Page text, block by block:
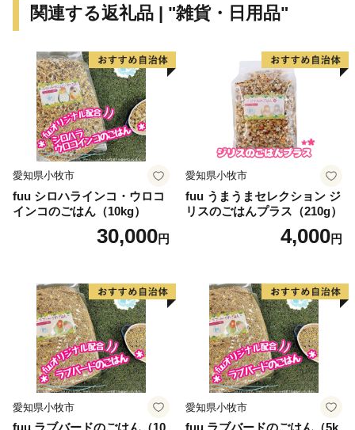
物産とともに集まった人々の舌を楽しませ、
かれ」
といわれるほどの名声があり、
歴史上の著名人なども食していると言われています。
また、稲作をはじめとする農業が盛んだった吉川には、
昔から川の水を引き込んだ用水路や小川が各所に流れて
いました。
そうした水場は、さまざまな生物の住みかとなり、
なかでも”なまず”は、いたるところでその姿を見ること
昔の子どもたちにとって、なまず捕りは娯楽であり、
の遊び相手でした。
この川に親しんできた歴史・文化が、
吉川が「なまずの里」といわれるゆえんとなっていま
す。
関連する返礼品 | "雑貨・日用品"
愛知県小牧市
fuu シロハラインコ・ウロコ
インコのごはん（10kg）
30,000円
愛知県小牧市
fuu うまうまセレクション ジ
リスのごはんプラス（210g）
4,000円
愛知県小牧市 愛知県小牧市